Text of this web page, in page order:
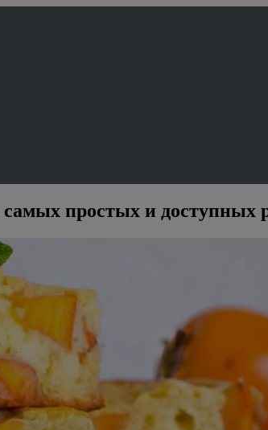
самых простых и